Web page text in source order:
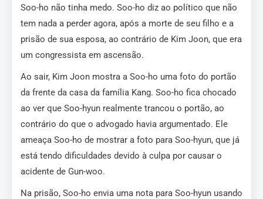
Soo-ho não tinha medo. Soo-ho diz ao político que não
tem nada a perder agora, após a morte de seu filho e a
prisão de sua esposa, ao contrário de Kim Joon, que era
um congressista em ascensão.
Ao sair, Kim Joon mostra a Soo-ho uma foto do portão
da frente da casa da família Kang. Soo-ho fica chocado
ao ver que Soo-hyun realmente trancou o portão, ao
contrário do que o advogado havia argumentado. Ele
ameaça Soo-ho de mostrar a foto para Soo-hyun, que já
está tendo dificuldades devido à culpa por causar o
acidente de Gun-woo.
Na prisão, Soo-ho envia uma nota para Soo-hyun usando